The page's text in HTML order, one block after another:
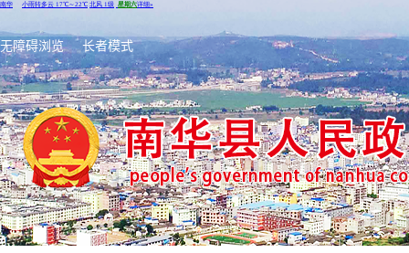
无障碍浏览 长者模式